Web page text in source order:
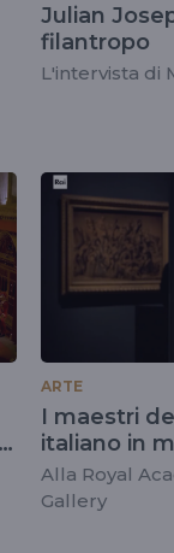
Julian
filantropo
L'intervista di
ARTE
I maestri
italiano in
Alla Royal
Gallery